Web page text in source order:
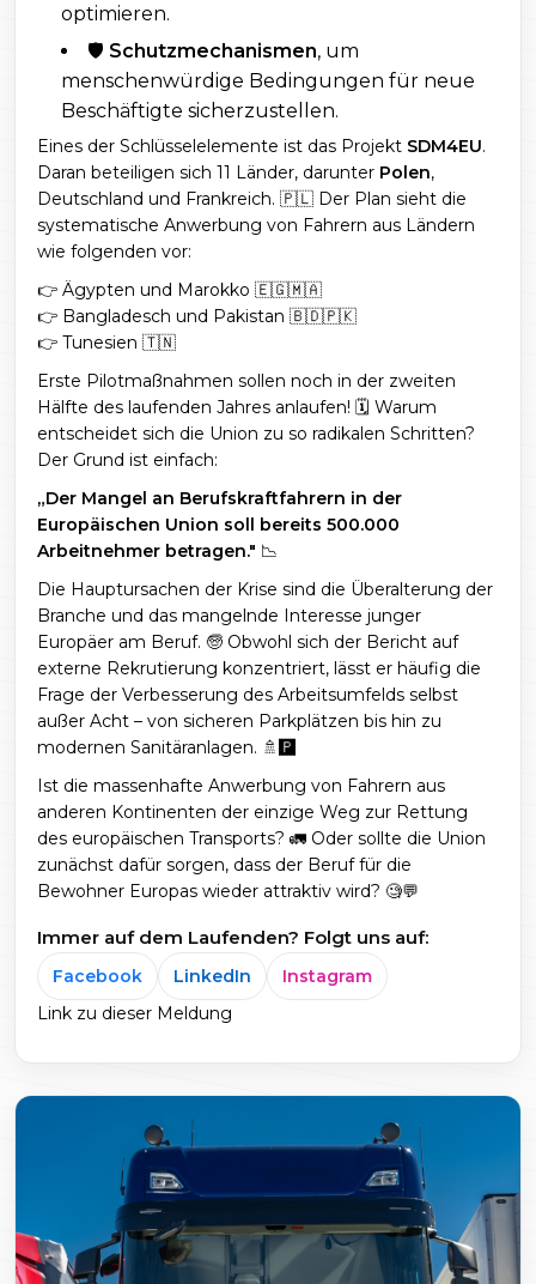
optimieren.
🛡️ Schutzmechanismen, um
menschenwürdige Bedingungen für neue
Beschäftigte sicherzustellen.
Eines der Schlüsselelemente ist das Projekt SDM4EU.
Daran beteiligen sich 11 Länder, darunter Polen,
Deutschland und Frankreich. 🇵🇱 Der Plan sieht die
systematische Anwerbung von Fahrern aus Ländern
wie folgenden vor:
👉 Ägypten und Marokko 🇪🇬🇲🇦
👉 Bangladesch und Pakistan 🇧🇩🇵🇰
👉 Tunesien 🇹🇳
Erste Pilotmaßnahmen sollen noch in der zweiten
Hälfte des laufenden Jahres anlaufen! 🗓️ Warum
entscheidet sich die Union zu so radikalen Schritten?
Der Grund ist einfach:
„Der Mangel an Berufskraftfahrern in der
Europäischen Union soll bereits 500.000
Arbeitnehmer betragen." 📉
Die Hauptursachen der Krise sind die Überalterung der
Branche und das mangelnde Interesse junger
Europäer am Beruf. 🧓 Obwohl sich der Bericht auf
externe Rekrutierung konzentriert, lässt er häufig die
Frage der Verbesserung des Arbeitsumfelds selbst
außer Acht – von sicheren Parkplätzen bis hin zu
modernen Sanitäranlagen. 🚿🅿️
Ist die massenhafte Anwerbung von Fahrern aus
anderen Kontinenten der einzige Weg zur Rettung
des europäischen Transports? 🚛 Oder sollte die Union
zunächst dafür sorgen, dass der Beruf für die
Bewohner Europas wieder attraktiv wird? 🧐💬
Immer auf dem Laufenden? Folgt uns auf:
Facebook LinkedIn
Instagram
Link zu dieser Meldung